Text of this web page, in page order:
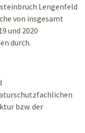
Lengenfeld
von insgesamt
und 2020
durch.
bzw. der